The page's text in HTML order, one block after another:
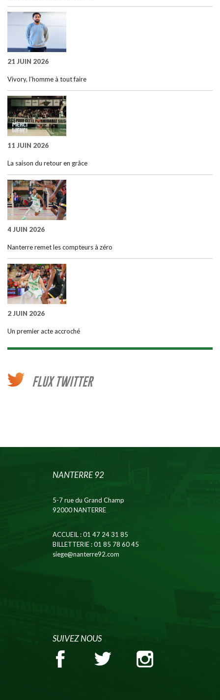
21 JUIN 2026
Vivory, l’homme à tout faire
11 JUIN 2026
La saison du retour en grâce
4 JUIN 2026
Nanterre remet les compteurs à zéro
2 JUIN 2026
Un premier acte accroché
FLUX TWITTER
NANTERRE 92
5-7 rue du Grand Champ
92000 NANTERRE
ACCUEIL: 01 47 24 31 85
BILLETTERIE: 01 85 78 60 45
siege@nanterre92.com
SUIVEZ NOUS